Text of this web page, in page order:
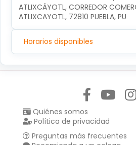
ATLIXCÁYOTL, CORREDOR
ATLIXCAYOTL, 72810 PUEBLA, PU
Horarios disponibles
Quiénes somos
Política de privacidad
Preguntas más frecuentes